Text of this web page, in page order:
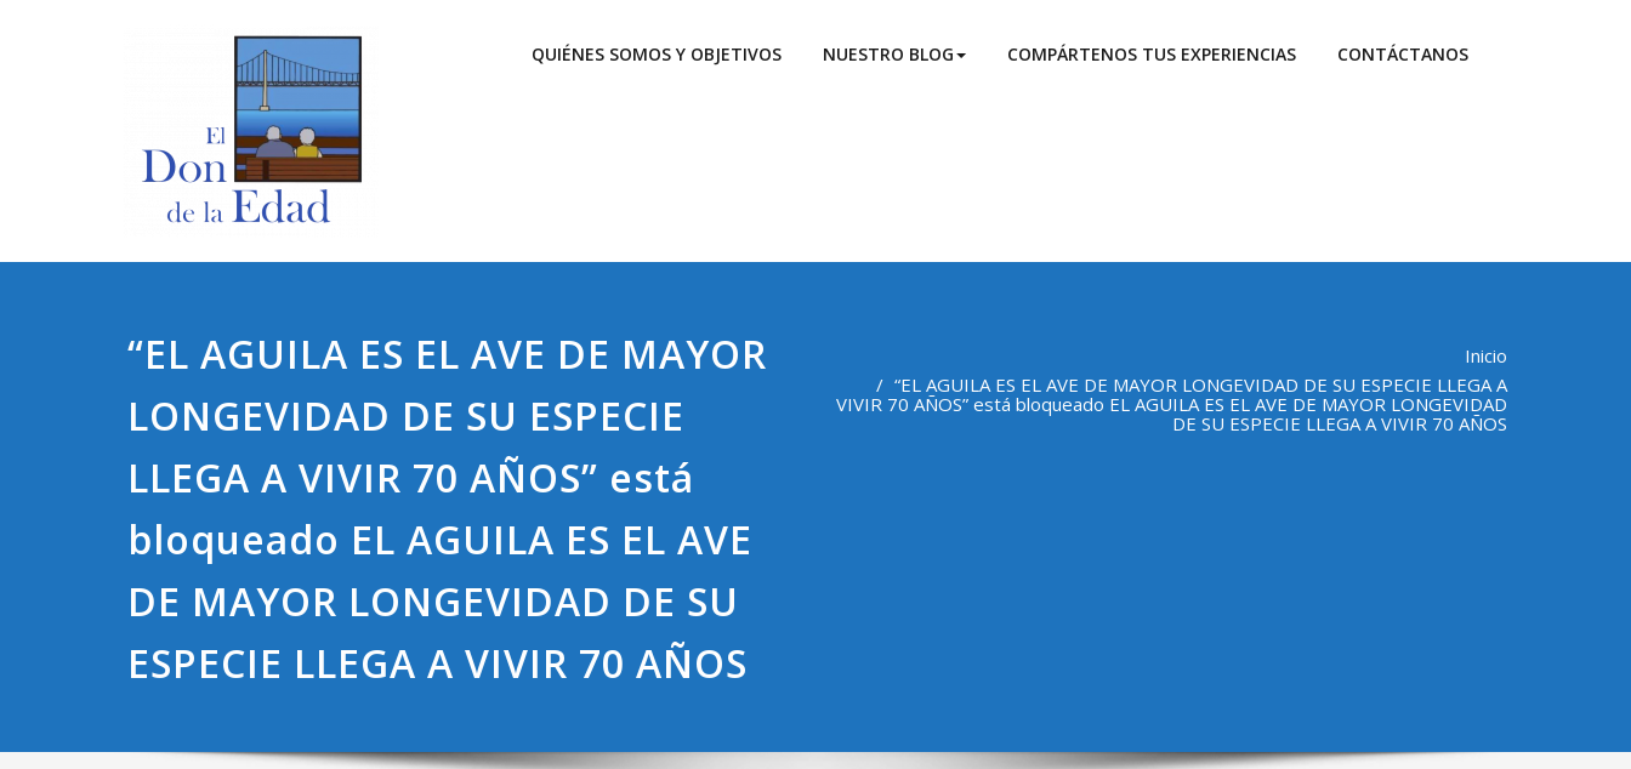
El Don De La Edad
QUIÉNES SOMOS Y OBJETIVOS NUESTRO BLOG COMPÁRTENOS TUS EXPERIENCIAS CONTÁCTANOS
“EL AGUILA ES EL AVE DE MAYOR
LONGEVIDAD DE SU ESPECIE
LLEGA A VIVIR 70 AÑOS” está
bloqueado EL AGUILA ES EL AVE
DE MAYOR LONGEVIDAD DE SU
ESPECIE LLEGA A VIVIR 70 AÑOS
Inicio
“EL AGUILA ES EL AVE DE MAYOR LONGEVIDAD DE SU ESPECIE LLEGA A
VIVIR 70 AÑOS” está bloqueado EL AGUILA ES EL AVE DE MAYOR LONGEVIDAD
DE SU ESPECIE LLEGA A VIVIR 70 AÑOS